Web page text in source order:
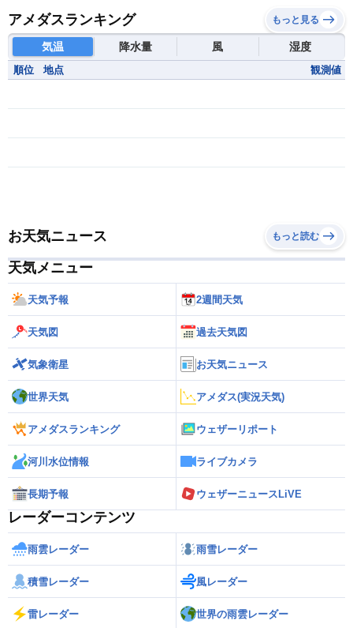
アメダスランキング もっと見る
気温 降水量 風 湿度
順位 地点 観測値
お天気ニュース もっと読む
天気メニュー
天気予報 2週間天気
天気図 過去天気図
気象衛星 お天気ニュース
世界天気 アメダス(実況天気)
アメダスランキング ウェザーリポート
河川水位情報 ライブカメラ
長期予報 ウェザーニュースLiVE
レーダーコンテンツ
雨雲レーダー 雨雪レーダー
積雪レーダー 風レーダー
雷レーダー 世界の雨雲レーダー